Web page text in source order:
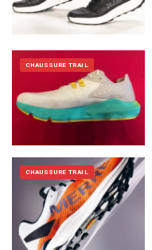
CHAUSSURE TRAIL
CHAUSSURE TRAIL